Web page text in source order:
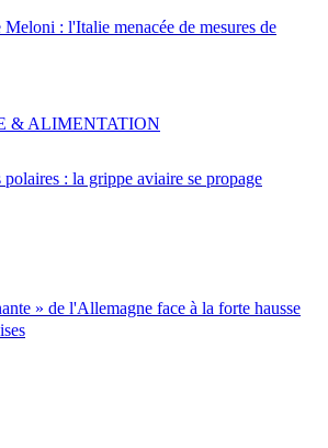
Meloni : l'Italie menacée de mesures de
: la grippe aviaire se propage
& ALIMENTATION
» de l'Allemagne face à la forte hausse